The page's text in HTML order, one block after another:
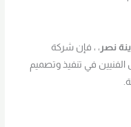
نصر ، ، فإن شركة
في تنفيذ وتصميم